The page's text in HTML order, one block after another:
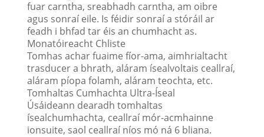
fuar carntha, sreabhadh carntha, am oibre
agus sonraí eile. Is féidir sonraí a stóráil ar
feadh i bhfad tar éis an chumhacht as.
Monatóireacht Chliste
Tomhas achar fuaime fíor-ama, aimhrialtacht
trasducer a bhrath, aláram ísealvoltais ceallraí,
aláram píopa folamh, aláram teochta, etc.
Tomhaltas Cumhachta Ultra-Íseal
Úsáideann dearadh tomhaltas
ísealchumhachta, ceallraí mór-acmhainne
ionsuite, saol ceallraí níos mó ná 6 bliana.